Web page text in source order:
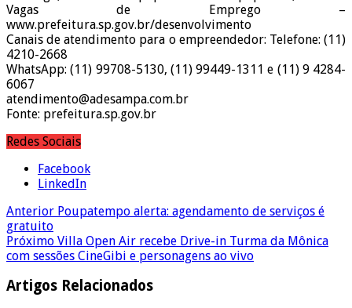
Vagas de Emprego –
www.prefeitura.sp.gov.br/desenvolvimento
Canais de atendimento para o empreendedor: Telefone: (11)
4210-2668
WhatsApp: (11) 99708-5130, (11) 99449-1311 e (11) 9 4284-
6067
atendimento@adesampa.com.br
Fonte: prefeitura.sp.gov.br
Redes Sociais
Facebook
LinkedIn
Anterior Poupatempo alerta: agendamento de serviços é
gratuito
Próximo Villa Open Air recebe Drive-in Turma da Mônica
com sessões CineGibi e personagens ao vivo
Artigos Relacionados